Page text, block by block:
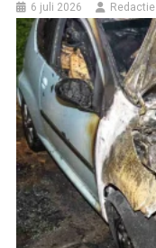
6 juli 2026 Redactie